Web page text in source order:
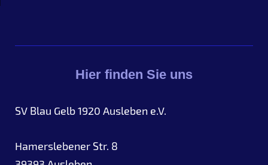
Hier finden Sie uns
SV Blau Gelb 1920 Ausleben e.V.
Hamerslebener Str. 8